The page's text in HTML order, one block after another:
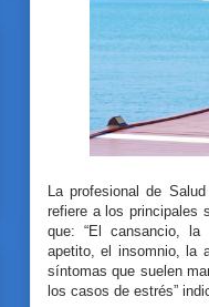
La profesional de
refiere a los principales
que: “El cansancio, la
apetito, el insomnio, la
síntomas que suelen
los casos de estrés”